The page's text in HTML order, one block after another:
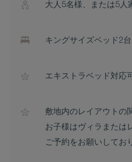
大人5名様、または5人
キングサイズベッド2台
エキストラベッド対応
敷地内のレイアウトの
お子様はヴィラまたは
ご予約をお願いしてお